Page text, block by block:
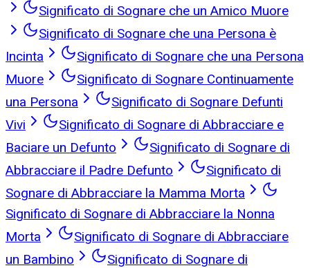
Significato di Sognare che un Amico Muore
Significato di Sognare che una Persona è
Incinta
Significato di Sognare che una Persona
Muore
Significato di Sognare Continuamente
una Persona
Significato di Sognare Defunti
Vivi
Significato di Sognare di Abbracciare e
Baciare un Defunto
Significato di Sognare di
Abbracciare il Padre Defunto
Significato di
Sognare di Abbracciare la Mamma Morta
Significato di Sognare di Abbracciare la Nonna
Morta
Significato di Sognare di Abbracciare
un Bambino
Significato di Sognare di